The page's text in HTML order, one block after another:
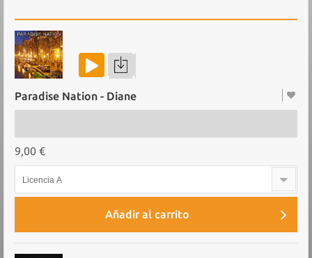
Paradise Nation - Diane
9,00 €
Licencia A
Añadir al carrito